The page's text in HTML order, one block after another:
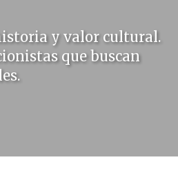
y valor cultural.
que buscan